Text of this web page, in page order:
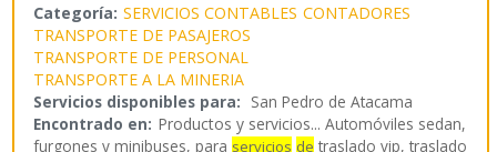
Categoría: SERVICIOS CONTABLES CONTADORES
TRANSPORTE DE PASAJEROS
TRANSPORTE DE PERSONAL
TRANSPORTE A LA MINERIA
Servicios disponibles para: San Pedro de Atacama
Encontrado en: Productos y servicios...Automóviles sedan,
furgones y minibuses, para servicios de traslado vip, traslado